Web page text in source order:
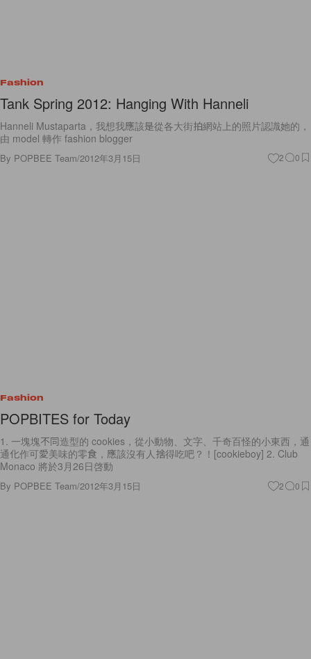
Fashion
Tank Spring 2012: Hanging With Hanneli
Hanneli Mustaparta，我想我應該是從各大街拍網站上的照片認識她的，
由 model 轉作 fashion blogger
By POPBEE Team/2012年3月15日 2 0
Fashion
POPBITES for Today
1. 一塊塊不同造型的 cookies，從小動物、文字、千奇百怪的小東西，通
通化作可愛美味的零食，應該沒有人捨得吃吧？！[cookieboy] 2. Club
Monaco 將於3月26日啓動
By POPBEE Team/2012年3月15日 2 0